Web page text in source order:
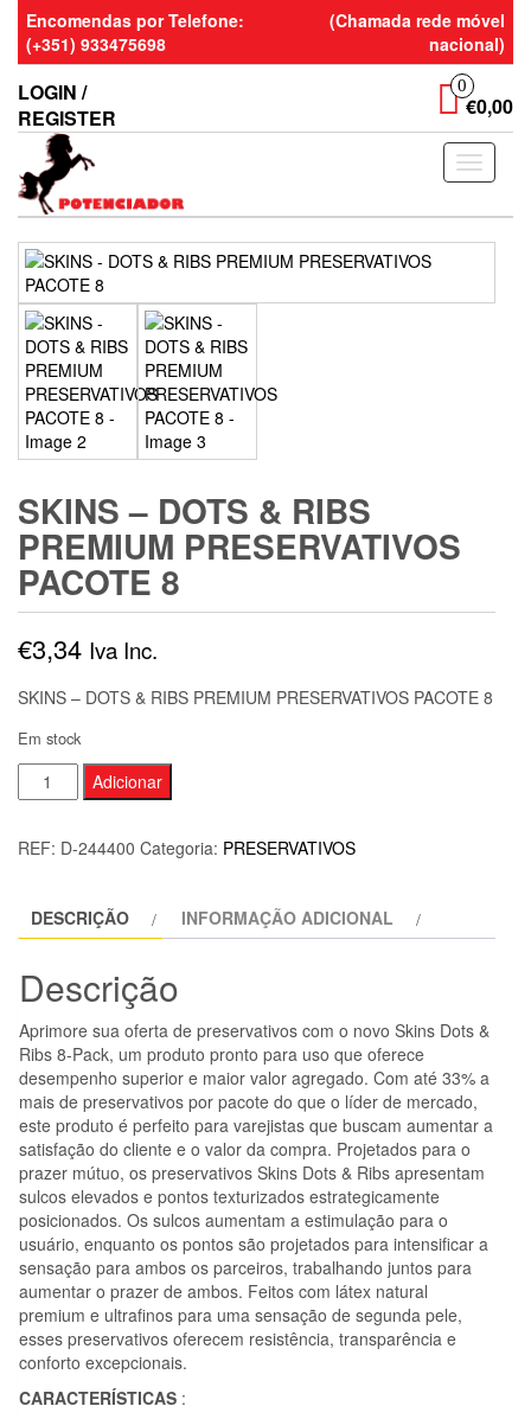
Skip
the
content
Encomendas por Telefone:
(+351) 933475698
(Chamada rede móvel
nacional)
LOGIN /
REGISTER
0
€0,00
Toggle
SKINS – DOTS & RIBS
PREMIUM PRESERVATIVOS
PACOTE 8
€3,34 Iva Inc.
SKINS – DOTS & RIBS PREMIUM PRESERVATIVOS PACOTE 8
Em stock
Quantidade
de
SKINS
PREMIUM
PRESERVATIVOS
PACOTE
8
Adicionar
REF: D-244400 Categoria: PRESERVATIVOS
DESCRIÇÃO INFORMAÇÃO ADICIONAL
Descrição
Aprimore sua oferta de preservativos com o novo Skins Dots &
Ribs 8-Pack, um produto pronto para uso que oferece
desempenho superior e maior valor agregado. Com até 33% a
mais de preservativos por pacote do que o líder de mercado,
este produto é perfeito para varejistas que buscam aumentar a
satisfação do cliente e o valor da compra. Projetados para o
prazer mútuo, os preservativos Skins Dots & Ribs apresentam
sulcos elevados e pontos texturizados estrategicamente
posicionados. Os sulcos aumentam a estimulação para o
usuário, enquanto os pontos são projetados para intensificar a
sensação para ambos os parceiros, trabalhando juntos para
aumentar o prazer de ambos. Feitos com látex natural
premium e ultrafinos para uma sensação de segunda pele,
esses preservativos oferecem resistência, transparência e
conforto excepcionais.
CARACTERÍSTICAS :